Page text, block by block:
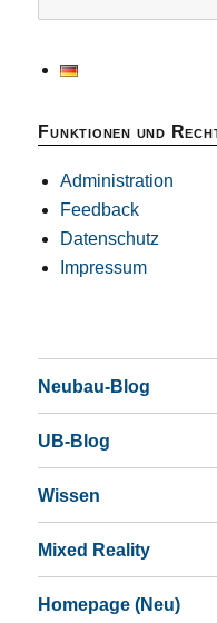
Funktionen und
Administration
Feedback
Datenschutz
Impressum
Neubau-Blog
UB-Blog
Wissen
Mixed Reality
Homepage (Neu)